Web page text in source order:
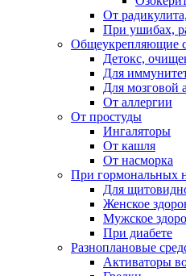
От
При ушибах,
Общеукрепляющие
Детокс,
Для
Для мозговой
От аллергии
От простуды
Ингаляторы
От кашля
От насморка
При гормональных
Для
Женское
Мужское
При диабете
Разноплановые
Активаторы